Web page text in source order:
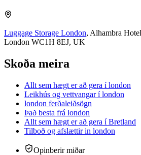
Luggage Storage London, Alhambra
London WC1H 8EJ, UK
Skoða meira
Allt sem hægt er að gera í london
Leikhús og vettvangar í london
london ferðaleiðsögn
Það besta frá london
Allt sem hægt er að gera í Bretland
Tilboð og afslættirin london
Opinberir miðar